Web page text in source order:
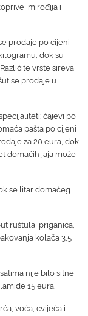
mirođija i
prodaje po cijeni
dok su
Različite vrste sireva
se prodaje u
čajevi po
pašta po cijeni
za 20 eura, dok
domaćih jaja može
se litar domaćeg
ruštula, priganica,
kolača 3,5
nije bilo sitne
15 eura.
voća, cvijeća i